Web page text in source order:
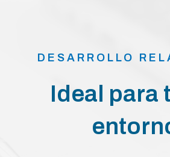
DESARROLLO
Ideal para